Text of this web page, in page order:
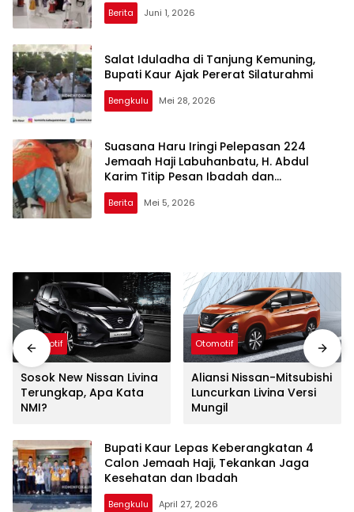
Berita Juni 1, 2026
Salat Iduladha di Tanjung Kemuning,
Bupati Kaur Ajak Pererat Silaturahmi
Bengkulu Mei 28, 2026
Suasana Haru Iringi Pelepasan 224
Jemaah Haji Labuhanbatu, H. Abdul
Karim Titip Pesan Ibadah dan
Kebersamaan
Berita Mei 5, 2026
Otomotif
Sosok New Nissan Livina
Terungkap, Apa Kata
NMI?
Otomotif
Aliansi Nissan-Mitsubishi
Luncurkan Livina Versi
Mungil
Bupati Kaur Lepas Keberangkatan 4
Calon Jemaah Haji, Tekankan Jaga
Kesehatan dan Ibadah
Bengkulu April 27, 2026